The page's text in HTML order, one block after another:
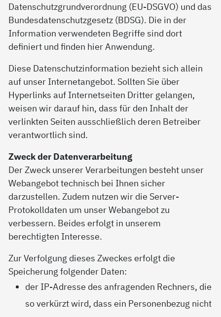
Datenschutzgrundverordnung (EU-DSGVO) und das
Bundesdatenschutzgesetz (BDSG). Die in der
Information verwendeten Begriffe sind dort
definiert und finden hier Anwendung.
Diese Datenschutzinformation bezieht sich allein
auf unser Internetangebot. Sollten Sie über
Hyperlinks auf Internetseiten Dritter gelangen,
weisen wir darauf hin, dass für den Inhalt der
verlinkten Seiten ausschließlich deren Betreiber
verantwortlich sind.
Zweck der Datenverarbeitung
Der Zweck unserer Verarbeitungen besteht unser
Webangebot technisch bei Ihnen sicher
darzustellen. Zudem nutzen wir die Server-
Protokolldaten um unser Webangebot zu
verbessern. Beides erfolgt in unserem
berechtigten Interesse.
Zur Verfolgung dieses Zweckes erfolgt die
Speicherung folgender Daten:
der IP-Adresse des anfragenden Rechners, die
so verkürzt wird, dass ein Personenbezug nicht